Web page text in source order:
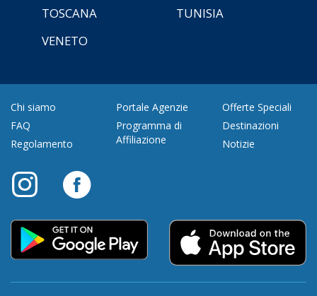
TOSCANA
TUNISIA
VENETO
Chi siamo
FAQ
Regolamento
Portale Agenzie
Programma di
Affiliazione
Offerte Speciali
Destinazioni
Notizie